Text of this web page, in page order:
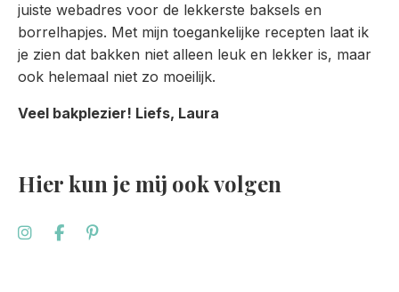
juiste webadres voor de lekkerste baksels en
borrelhapjes. Met mijn toegankelijke recepten laat ik
je zien dat bakken niet alleen leuk en lekker is, maar
ook helemaal niet zo moeilijk.
Veel bakplezier! Liefs, Laura
Hier kun je mij ook volgen